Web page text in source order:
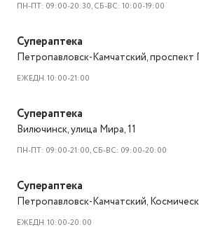
ПН-ПТ: 09:00-20:30, СБ-ВС: 10:00-19:00
Супераптека
Петропавловск-Камчатский, проспект
ЕЖЕДН. 10:00-21:00
Супераптека
Вилючинск, улица Мира, 11
ПН-ПТ: 09:00-21:00, СБ-ВС: 09:00-20:00
Супераптека
Петропавловск-Камчатский,
ЕЖЕДН. 10:00-20:00